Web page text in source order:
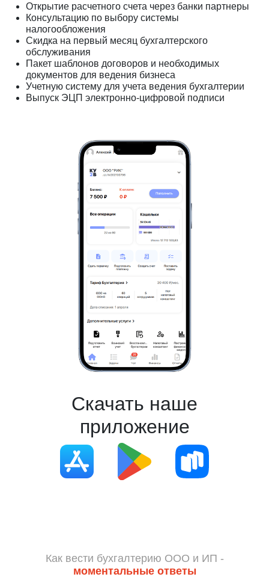
Открытие расчетного счета через банки партнеры
Консультацию по выбору системы
налогообложения
Скидка на первый месяц бухгалтерского
обслуживания
Пакет шаблонов договоров и необходимых
документов для ведения бизнеса
Учетную систему для учета ведения бухгалтерии
Выпуск ЭЦП электронно-цифровой подписи
Скачать наше
приложение
Как вести бухгалтерию ООО и ИП -
моментальные ответы